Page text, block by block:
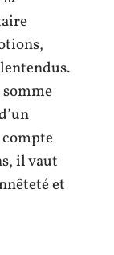
somme
il vaut
et